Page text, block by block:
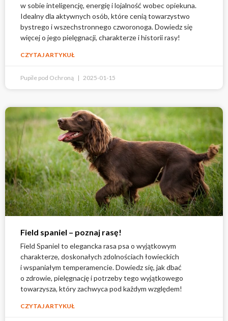
w sobie inteligencję, energię i lojalność wobec opiekuna.
Idealny dla aktywnych osób, które cenią towarzystwo
bystrego i wszechstronnego czworonoga. Dowiedz się
więcej o jego pielęgnacji, charakterze i historii rasy!
CZYTAJ ARTYKUŁ
Pupile pod Ochroną 2025-01-15
Field spaniel – poznaj rasę!
Field Spaniel to elegancka rasa psa o wyjątkowym
charakterze, doskonałych zdolnościach łowieckich
i wspaniałym temperamencie. Dowiedz się, jak dbać
o zdrowie, pielęgnację i potrzeby tego wyjątkowego
towarzysza, który zachwyca pod każdym względem!
CZYTAJ ARTYKUŁ